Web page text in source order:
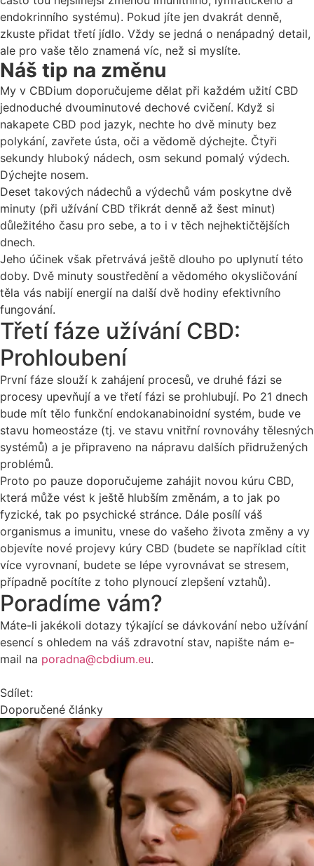
endokrinního systému). Pokud jíte jen dvakrát denně,
zkuste přidat třetí jídlo. Vždy se jedná o nenápadný detail,
ale pro vaše tělo znamená víc, než si myslíte.
Náš tip na změnu
My v CBDium doporučujeme dělat při každém užití CBD
jednoduché dvouminutové dechové cvičení. Když si
nakapete CBD pod jazyk, nechte ho dvě minuty bez
polykání, zavřete ústa, oči a vědomě dýchejte. Čtyři
sekundy hluboký nádech, osm sekund pomalý výdech.
Dýchejte nosem.
Deset takových nádechů a výdechů vám poskytne dvě
minuty (při užívání CBD třikrát denně až šest minut)
důležitého času pro sebe, a to i v těch nejhektičtějších
dnech.
Jeho účinek však přetrvává ještě dlouho po uplynutí této
doby. Dvě minuty soustředění a vědomého okysličování
těla vás nabijí energií na další dvě hodiny efektivního
fungování.
Třetí fáze užívání CBD:
Prohloubení
První fáze slouží k zahájení procesů, ve druhé fázi se
procesy upevňují a ve třetí fázi se prohlubují. Po 21 dnech
bude mít tělo funkční endokanabinoidní systém, bude ve
stavu homeostáze (tj. ve stavu vnitřní rovnováhy tělesných
systémů) a je připraveno na nápravu dalších přidružených
problémů.
Proto po pauze doporučujeme zahájit novou kúru CBD,
která může vést k ještě hlubším změnám, a to jak po
fyzické, tak po psychické stránce. Dále posílí váš
organismus a imunitu, vnese do vašeho života změny a vy
objevíte nové projevy kúry CBD (budete se například cítit
více vyrovnaní, budete se lépe vyrovnávat se stresem,
případně pocítíte z toho plynoucí zlepšení vztahů).
Poradíme vám?
Máte-li jakékoli dotazy týkající se dávkování nebo užívání
esencí s ohledem na váš zdravotní stav, napište nám e-
mail na poradna@cbdium.eu.
Sdílet:
Doporučené články